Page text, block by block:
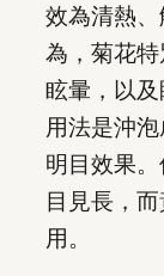
效為清熱
為，菊花特
眩暈，以
用法是沖
明目效果
目見長，
用。